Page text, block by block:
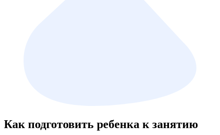
Как подготовить ребенка к занятию